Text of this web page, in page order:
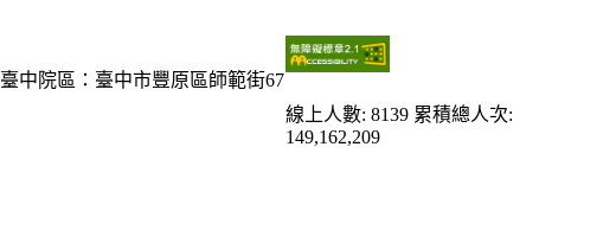
臺中院區：臺中市豐原區師範街67
線上人數: 8139 累積總人次:
149,162,209